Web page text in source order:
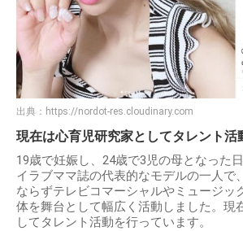
出典： https://nordot-res.cloudinary.com
現在は心育児研究家としてタレント活
19歳で妊娠し、24歳で3児の母となった
イラブママ誌の代表的なモデルの一人で
ならずテレビコマーシャルやミュージッ
体を舞台として幅広く活動しました。現
してタレント活動を行っています。